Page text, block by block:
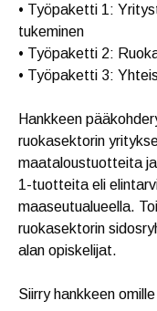
• Työpaketti 1:
tukeminen
• Työpaketti 2:
• Työpaketti 3:
Hankkeen
ruokasektorin
maataloustuotteita
1-tuotteita eli
maaseutualueella.
ruokasektorin
alan opiskelijat.
Siirry hankkeen